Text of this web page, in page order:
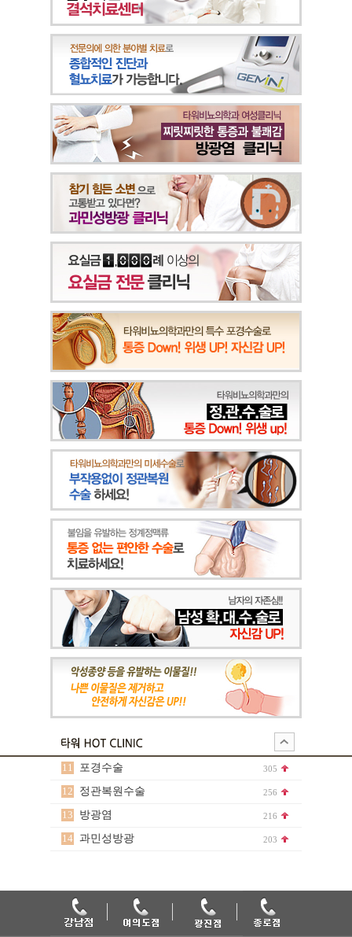
11 포경수술 305
12 정관복원수술 256
13 방광염 216
14 과민성방광 203